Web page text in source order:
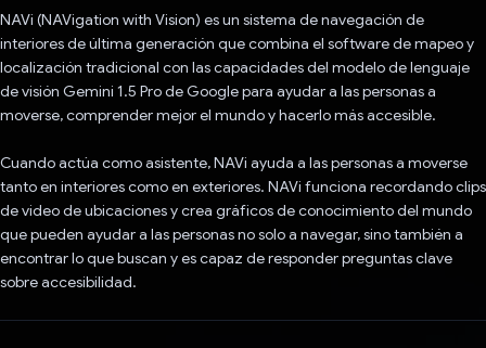
NAVi (NAVigation with Vision) es un sistema de navegación de
interiores de última generación que combina el software de mapeo y
localización tradicional con las capacidades del modelo de lenguaje
de visión Gemini 1.5 Pro de Google para ayudar a las personas a
moverse, comprender mejor el mundo y hacerlo más accesible.
Cuando actúa como asistente, NAVi ayuda a las personas a moverse
tanto en interiores como en exteriores. NAVi funciona recordando clips
de video de ubicaciones y crea gráficos de conocimiento del mundo
que pueden ayudar a las personas no solo a navegar, sino también a
encontrar lo que buscan y es capaz de responder preguntas clave
sobre accesibilidad.